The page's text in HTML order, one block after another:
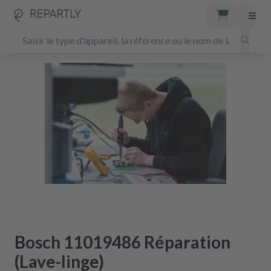
Bosch 11019486 Réparation
(Lave-linge)